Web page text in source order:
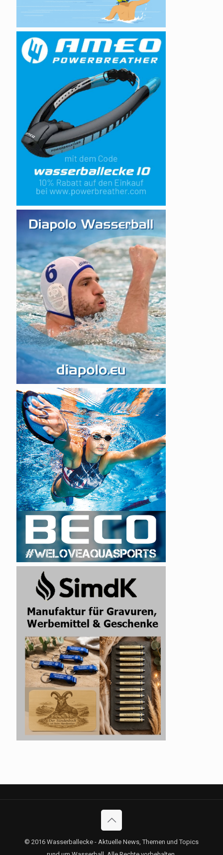
© 2016 Wasserballecke - Aktuelle News, Themen und Topics